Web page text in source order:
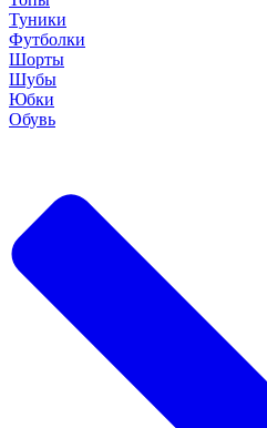
Туники
Футболки
Шорты
Шубы
Юбки
Обувь